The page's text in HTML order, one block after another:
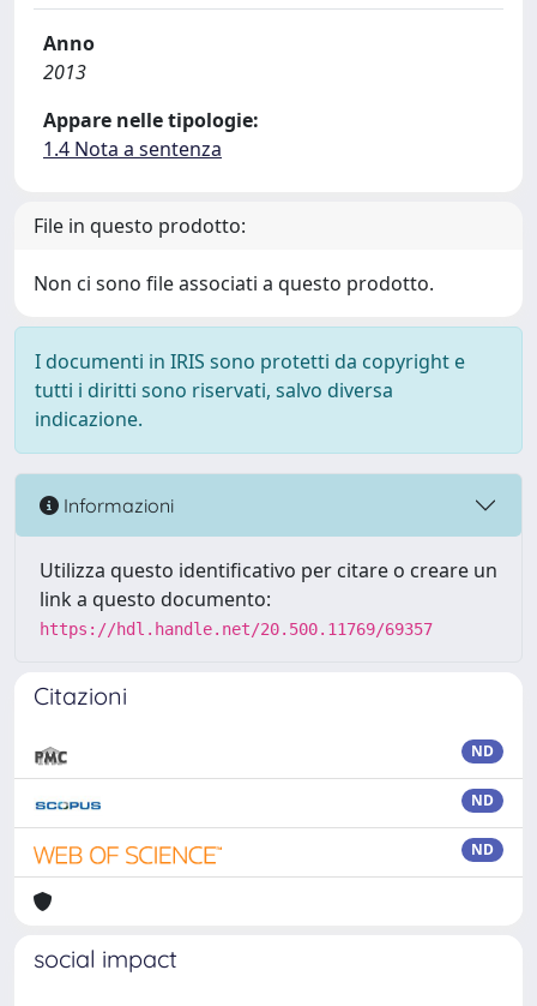
Anno
2013
Appare nelle tipologie:
1.4 Nota a sentenza
File in questo prodotto:
Non ci sono file associati a questo prodotto.
I documenti in IRIS sono protetti da copyright e
tutti i diritti sono riservati, salvo diversa
indicazione.
Informazioni
Utilizza questo identificativo per citare o creare un
link a questo documento:
https://hdl.handle.net/20.500.11769/69357
Citazioni
ND
ND
ND
social impact